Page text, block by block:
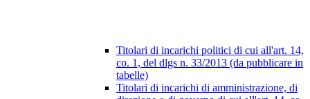
Titolari di incarichi politici di cui all'art. 14,
co. 1, del dlgs n. 33/2013 (da pubblicare in
tabelle)
Titolari di incarichi di amministrazione, di